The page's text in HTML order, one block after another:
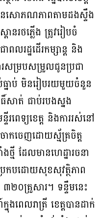
ាន​សោភណភាពតាមដងស្ទឹង
នរថភ្លើង ត្រូវរៀបចំ
ពលរដ្ឋដើរកម្សាន្ត និង
រសម្រប​សម្រួលជូនប្រជា
នាប់ មិនរៀបរយមួយចំនួន
សាត់ ជាប់របងស្នង
ទីរពេទ្យខេត្ត និងការ​រស់​នៅ
ាកចេញដោយស្ម័គ្រចិត្ត
ដែលមានហេដ្ឋារចនា
រកបដោយ​សុខសុវត្ថិ​ភាព
២០គ្រួសារ។ ទន្ទឹមនេះ
ង​ពេលរាត្រី ខេត្តបានដាក់